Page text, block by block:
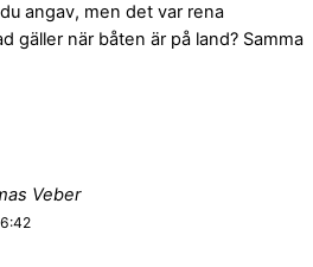
angav, men det var rena
gäller när båten är på land? Samma
Veber